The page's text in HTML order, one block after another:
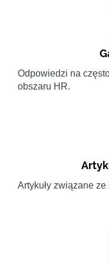
Odpowiedzi na
obszaru HR.
Artykuły związane